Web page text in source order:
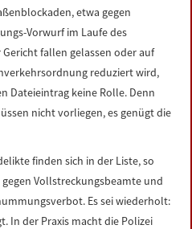
etwa gegen
Vorwurf im Laufe des
fallen gelassen oder auf
reduziert wird,
Dateieintrag keine Rolle. Denn
nicht vorliegen, es genügt die
finden sich in der Liste, so
Vollstreckungsbeamte und
Es sei wiederholt:
In der Praxis macht die Polizei